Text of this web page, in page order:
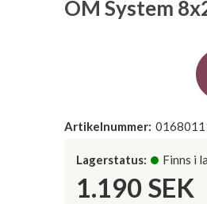
OM System
Artikelnummer:
Lagerstatus: Finns i
1.190 SEK